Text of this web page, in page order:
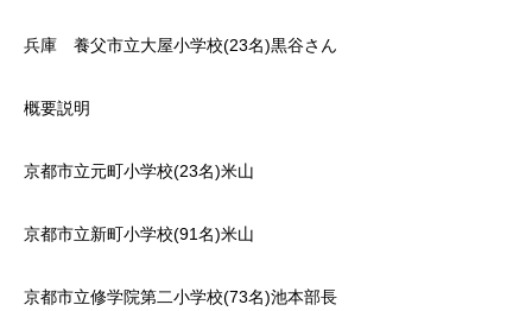
兵庫 養父市立大屋小学校(23名)黒谷さん
概要説明
京都市立元町小学校(23名)米山
京都市立新町小学校(91名)米山
京都市立修学院第二小学校(73名)池本部長